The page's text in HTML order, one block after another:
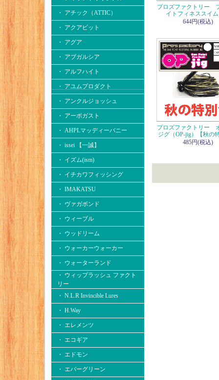
・ アチック（ATTIC）
・ アクアビット
・ アグア
・ アブガルシア
・ アルフハイト
・ アユムプロダクト
・ アンクルジョッシュ
・ アーボガスト
・ AHPLマッディーバニー
・ issei 【一誠】
・ イズム(ism)
・ イチカワフィッシング
・ IMAKATSU
・ ヴァガボンド
・ ウィーブル
・ ウッドリーム
・ ウォーカーウォーカー
・ ウォーターランド
・ ウィップラッシュ ファクト
リー
・ N.L.R Invincible Lures
・ H.Way
・ エレメンツ
・ エコギア
・ エドモン
・ エバーグリーン
プロズファクトリー
イトフィネススイ
644円(税込)
プロズファクトリー
ジグ（OP-jig）【秋の
485円(税込)